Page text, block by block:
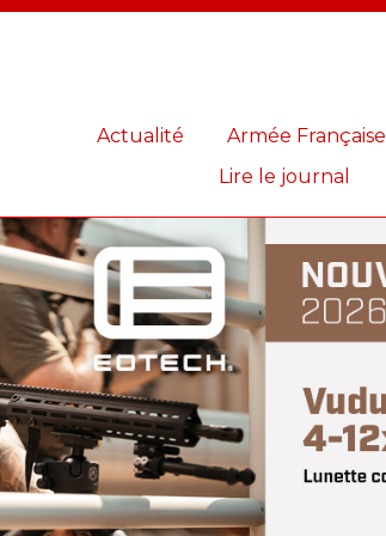
Actualité Armée Française
Lire le journal